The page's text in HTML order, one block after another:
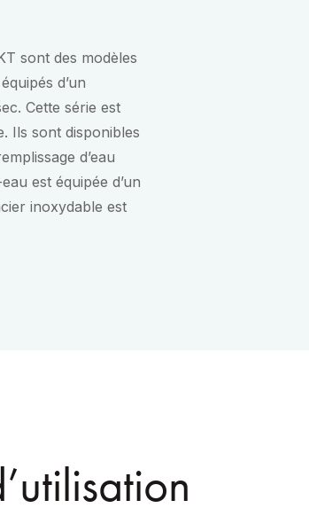
sont des modèles
d’un
Cette série est
Ils sont disponibles
d’eau
est équipée d’un
inoxydable est